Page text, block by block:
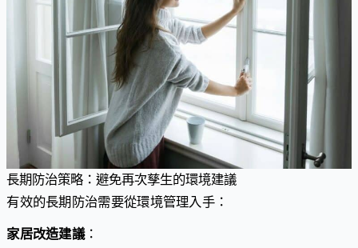
長期防治策略：避免再次孳生的環境建議
有效的長期防治需要從環境管理入手：
家居改造建議：